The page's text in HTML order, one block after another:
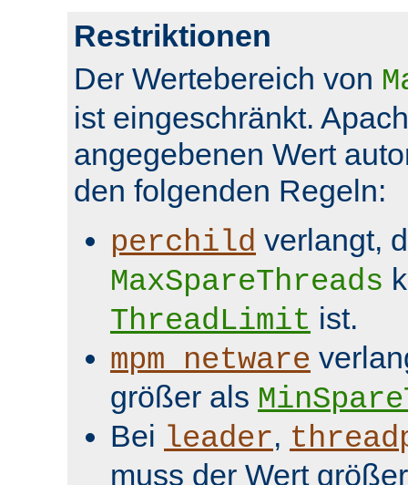
Restriktionen
Der Wertebereich von
ist eingeschränkt.
angegebenen Wert
den folgenden Regeln:
perchild verlangt,
MaxSpareThreads
ThreadLimit ist.
mpm_netware
größer als
Bei leader,
muss der Wert